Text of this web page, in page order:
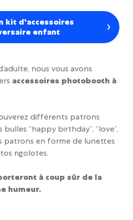
kit d'accessoires
enfant
nous vous avons
accessoires photobooth à
différents patrons
bulles “happy birthday”, “love”,
patrons en forme de lunettes
rigolotes.
à coup sûr de la
humeur.